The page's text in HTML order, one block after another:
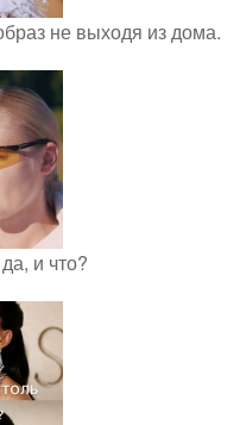
не выходя из дома.
и что?